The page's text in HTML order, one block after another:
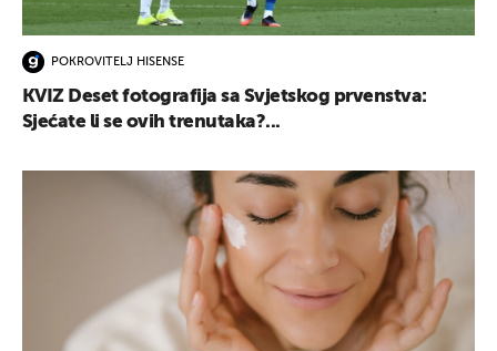
POKROVITELJ HISENSE
KVIZ Deset fotografija sa Svjetskog prvenstva:
Sjećate li se ovih trenutaka?...